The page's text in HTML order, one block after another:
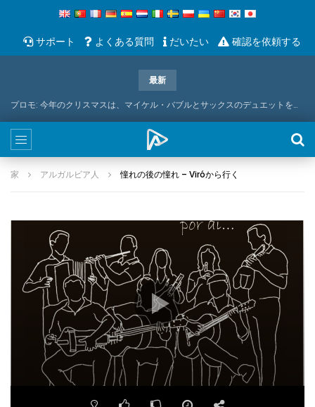
サポート よくある質問 だいたい 確認を依頼する
最新
プロモ: 今年のクリスマスは、マイケル・バブルとサックスのデュエットをお届けします
家 アルガルビア人 憧れの後の憧れ – Viróから行く